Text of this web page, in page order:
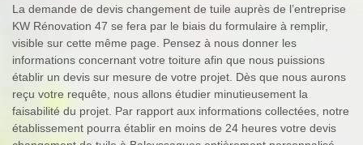
La demande de devis changement de tuile auprès de l’entreprise
KW Rénovation 47 se fera par le biais du formulaire à remplir,
visible sur cette même page. Pensez à nous donner les
informations concernant votre toiture afin que nous puissions
établir un devis sur mesure de votre projet. Dès que nous aurons
reçu votre requête, nous allons étudier minutieusement la
faisabilité du projet. Par rapport aux informations collectées, notre
établissement pourra établir en moins de 24 heures votre devis